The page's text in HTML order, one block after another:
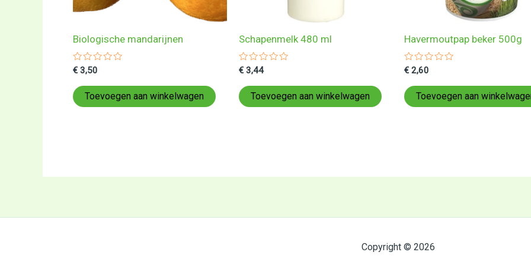
Biologische mandarijnen
Gewaardeerd
uit
5
€ 3,50
Toevoegen aan winkelwagen
Schapenmelk 480 ml
Gewaardeerd
uit
5
€3,44
Toevoegen aan winkelwagen
Havermoutpap beker 500g
Gewaardeerd
uit
5
€ 2,60
Toevoegen aan
Copyright © 2026